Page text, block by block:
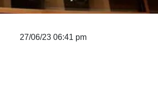
27/06/23 06:41 pm